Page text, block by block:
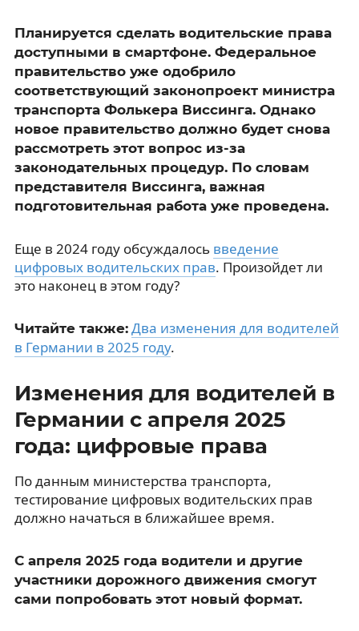
Планируется сделать водительские права
доступными в смартфоне. Федеральное
правительство уже одобрило
соответствующий законопроект министра
транспорта Фолькера Виссинга. Однако
новое правительство должно будет снова
рассмотреть этот вопрос из-за
законодательных процедур. По словам
представителя Виссинга, важная
подготовительная работа уже проведена.
Еще в 2024 году обсуждалось введение
цифровых водительских прав. Произойдет ли
это наконец в этом году?
Читайте также: Два изменения для водителей
в Германии в 2025 году.
Изменения для водителей в
Германии с апреля 2025
года: цифровые права
По данным министерства транспорта,
тестирование цифровых водительских прав
должно начаться в ближайшее время.
С апреля 2025 года водители и другие
участники дорожного движения смогут
сами попробовать этот новый формат.